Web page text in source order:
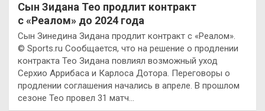
Сын Зидана Тео продлит контракт
с «Реалом» до 2024 года
Сын Зинедина Зидана продлит контракт с «Реалом».
© Sports.ru Сообщается, что на решение о продлении
контракта Тео Зидана повлиял возможный уход
Серхио Аррибаса и Карлоса Дотора. Переговоры о
продлении соглашения начались в апреле. В прошлом
сезоне Тео провел 31 матч…